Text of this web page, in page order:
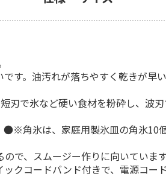
す。油汚れが落ちやすく乾きが早
で氷など硬い食材を粉砕し、波
角氷は、家庭用製氷皿の角氷10
で、スムージー作りに向いています
クコードバンド付きで、電源コー